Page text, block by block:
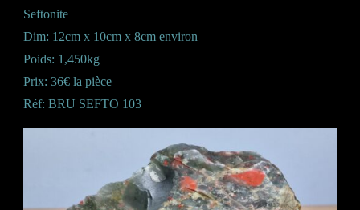
Seftonite
Dim: 12cm x 10cm x 8cm environ
Poids: 1,450kg
Prix: 36€ la pièce
Réf: BRU SEFTO 103